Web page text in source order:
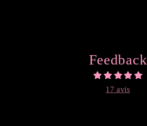
Feedback
17 avis